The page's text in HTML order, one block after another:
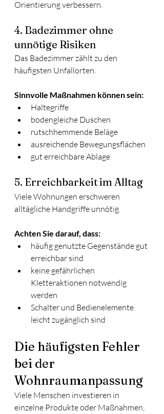
Orientierung verbessern.
4. Badezimmer ohne
unnötige Risiken
Das Badezimmer zählt zu den
häufigsten Unfallorten.
Sinnvolle Maßnahmen können sein:
Haltegriffe
bodengleiche Duschen
rutschhemmende Beläge
ausreichende Bewegungsflächen
gut erreichbare Ablage
5. Erreichbarkeit im Alltag
Viele Wohnungen erschweren
alltägliche Handgriffe unnötig.
Achten Sie darauf, dass:
häufig genutzte Gegenstände gut
erreichbar sind
keine gefährlichen
Kletteraktionen notwendig
werden
Schalter und Bedienelemente
leicht zugänglich sind
Die häufigsten Fehler
bei der
Wohnraumanpassung
Viele Menschen investieren in
einzelne Produkte oder Maßnahmen,